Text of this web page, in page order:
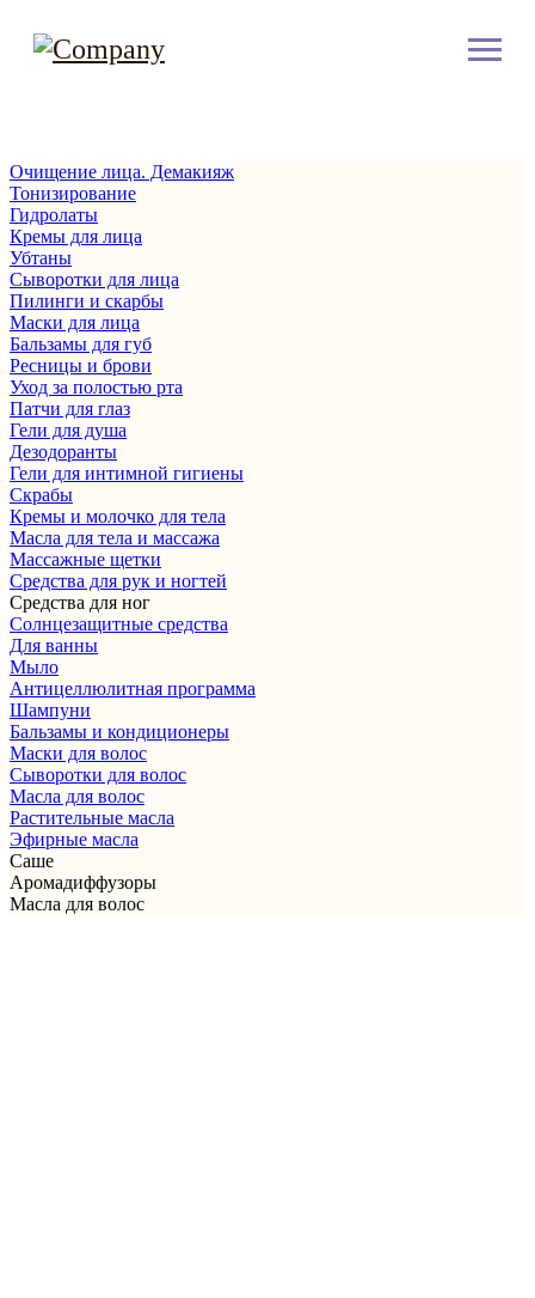
Очищение лица. Демакияж
Тонизирование
Гидролаты
Кремы для лица
Убтаны
Сыворотки для лица
Пилинги и скарбы
Маски для лица
Бальзамы для губ
Ресницы и брови
Уход за полостью рта
Патчи для глаз
Гели для душа
Дезодоранты
Гели для интимной гигиены
Скрабы
Кремы и молочко для тела
Масла для тела и массажа
Массажные щетки
Cредства для рук и ногтей
Средства для ног
Солнцезащитные средства
Для ванны
Мыло
Антицеллюлитная программа
Шампуни
Бальзамы и кондиционеры
Маски для волос
Сыворотки для волос
Масла для волос
Растительные масла
Эфирные масла
Саше
Аромадиффузоры
Масла для волос